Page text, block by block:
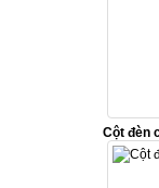
Cột đèn